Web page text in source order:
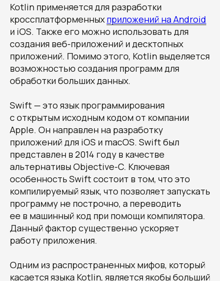
Kotlin применяется для разработки
кроссплатформенных приложений на Android
и iOS. Также его можно использовать для
создания веб-приложений и десктопных
приложений. Помимо этого, Kotlin выделяется
возможностью создания программ для
обработки больших данных.
Swift — это язык программирования
с открытым исходным кодом от компании
Apple. Он направлен на разработку
приложений для iOS и macOS. Swift был
представлен в 2014 году в качестве
альтернативы Objective-C. Ключевая
особенность Swift состоит в том, что это
компилируемый язык, что позволяет запускать
программу не построчно, а переводить
ее в машинный код при помощи компилятора.
Данный фактор существенно ускоряет
работу приложения.
Одним из распространенных мифов, который
касается языка Kotlin, является якобы больший